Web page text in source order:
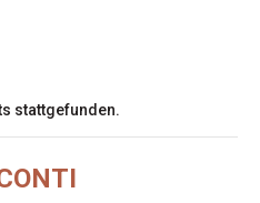
stattgefunden.